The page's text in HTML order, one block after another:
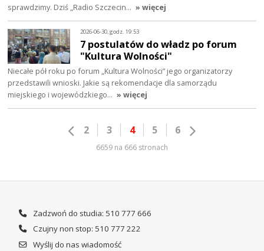
sprawdzimy. Dziś „Radio Szczecin… » więcej
2026-06-30, godz. 19:53
7 postulatów do władz po forum
"Kultura Wolności"
Niecałe pół roku po forum „Kultura Wolności” jego organizatorzy
przedstawili wnioski. Jakie są rekomendacje dla samorządu
miejskiego i wojewódzkiego… » więcej
2 3 4 5 6
6659 na 666 stronach
Zadzwoń do studia: 510 777 666
Czujny non stop: 510 777 222
Wyślij do nas wiadomość